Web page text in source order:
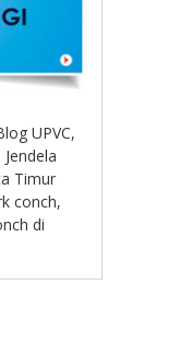
UPVC,
Timur
conch,
di